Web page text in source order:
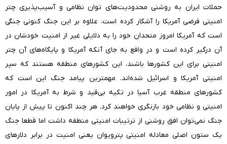
حملات ایران به روشنی محدودیت‌های توان نظامی و آسیب‌پذیری چتر
امنیتی فرضی آمریکا را آشکار کرده است. علاوه بر این جنگ کنونی جنگی
است که آمریکا امروز متحدان خود را به دلایلی غیر از امنیت خودشان در
آن درگیر کرده است و در واقع به جای آنکه آمریکا و پایگاه‌‌های آن چتر
امنیتی برای این کشورها باشند، این کشورهای منطقه هستند که سپر
امنیتی آمریکا و اسرائیل شده‌اند. مهمترین پیامد جنگ این است که
کشورهای منطقه غرب آسیا در تکیه بی‌قید و شرط به آمریکا در امور
امنیتی و نظامی خود بازنگری خواهند کرد. هر چند اکنون تا پیش از پایان
جنگ نمی‌توان افق روشنی از ترتیبات امنیتی منطقه داشت اما قطعا جنگ
یک ستون اصلی معادله امنیتی پترویوان یعنی امنیت در برابر دلار‌های